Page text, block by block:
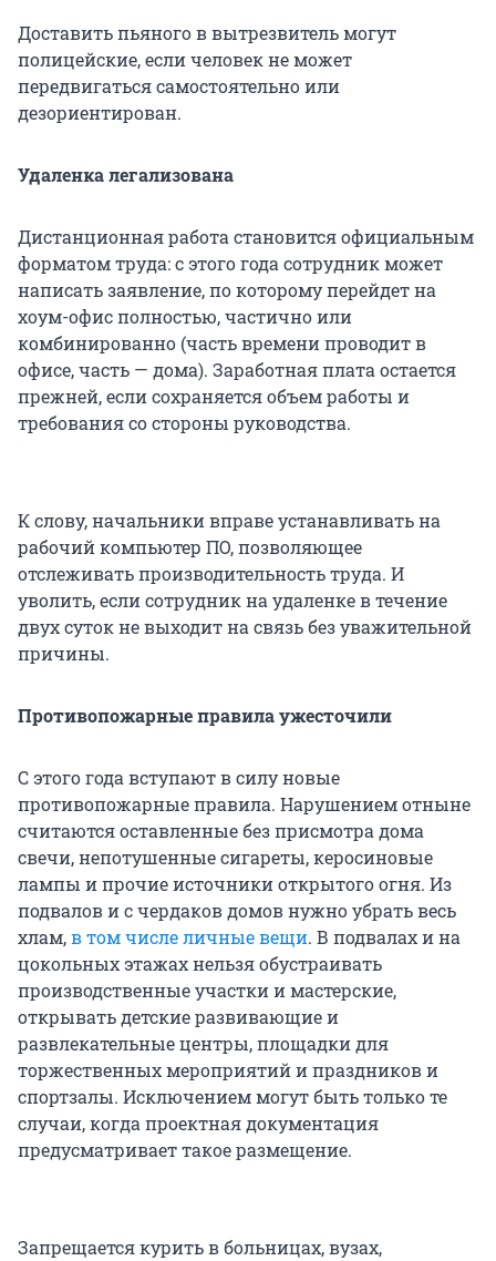
Доставить пьяного в вытрезвитель могут
полицейские, если человек не может
передвигаться самостоятельно или
дезориентирован.
Удаленка легализована
Дистанционная работа становится официальным
форматом труда: с этого года сотрудник может
написать заявление, по которому перейдет на
хоум-офис полностью, частично или
комбинированно (часть времени проводит в
офисе, часть — дома). Заработная плата остается
прежней, если сохраняется объем работы и
требования со стороны руководства.
К слову, начальники вправе устанавливать на
рабочий компьютер ПО, позволяющее
отслеживать производительность труда. И
уволить, если сотрудник на удаленке в течение
двух суток не выходит на связь без уважительной
причины.
Противопожарные правила ужесточили
С этого года вступают в силу новые
противопожарные правила. Нарушением отныне
считаются оставленные без присмотра дома
свечи, непотушенные сигареты, керосиновые
лампы и прочие источники открытого огня. Из
подвалов и с чердаков домов нужно убрать весь
хлам,в том числе личные вещи. В подвалах и на
цокольных этажах нельзя обустраивать
производственные участки и мастерские,
открывать детские развивающие и
развлекательные центры, площадки для
торжественных мероприятий и праздников и
спортзалы. Исключением могут быть только те
случаи, когда проектная документация
предусматривает такое размещение.
Запрещается курить в больницах, вузах,